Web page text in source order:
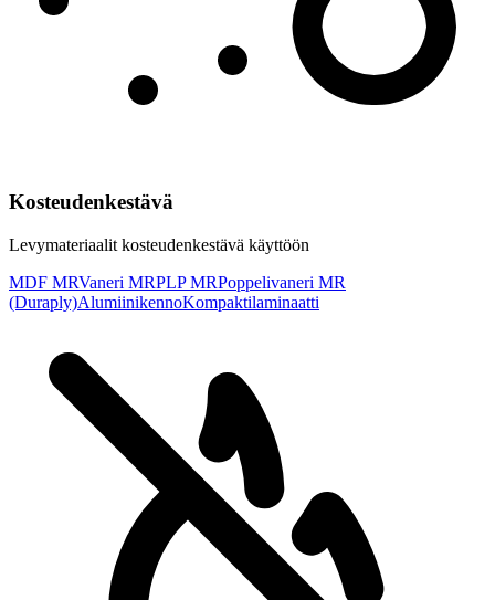
Kosteudenkestävä
Levymateriaalit kosteudenkestävä käyttöön
MDF MRVaneri MRPLP MRPoppelivaneri MR
(Duraply)AlumiinikennoKompaktilaminaatti